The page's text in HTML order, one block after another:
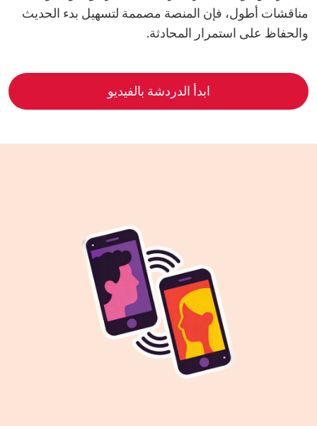
مناقشات أطول، فإن المنصة مصممة لتسهيل بدء الحديث
والحفاظ على استمرار المحادثة.
ابدأ الدردشة بالفيديو